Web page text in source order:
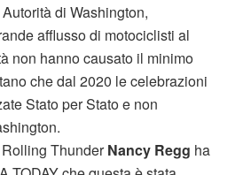
di Washington,
afflusso di motociclisti al
non hanno causato il minimo
che dal 2020 le celebrazioni
Stato per Stato e non
ThunderNancy Regg ha